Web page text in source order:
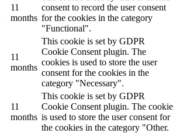
11
months
consent to record the user consent
for the cookies in the category
"Functional".
11
months
This cookie is set by GDPR
Cookie Consent plugin. The
cookies is used to store the user
consent for the cookies in the
category "Necessary".
11
months
This cookie is set by GDPR
Cookie Consent plugin. The cookie
is used to store the user consent for
the cookies in the category "Other.